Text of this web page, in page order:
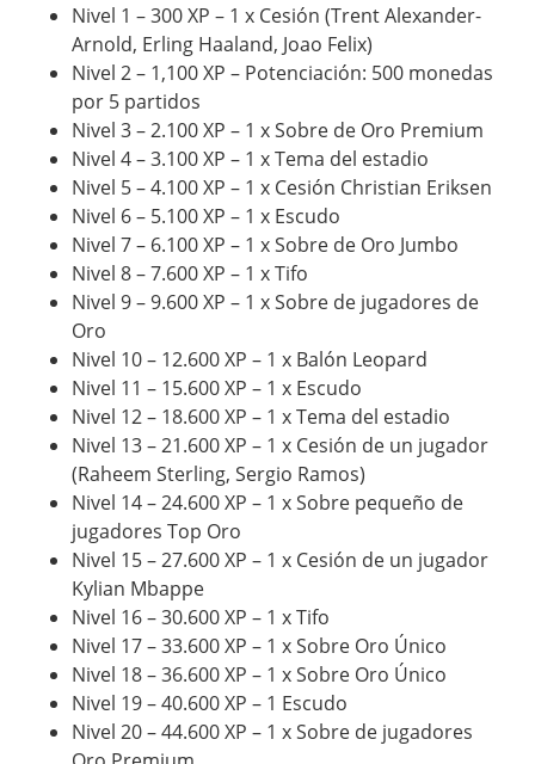
Nivel 1 – 300 XP – 1 x Cesión (Trent Alexander-
Arnold, Erling Haaland, Joao Felix)
Nivel 2 – 1,100 XP – Potenciación: 500 monedas
por 5 partidos
Nivel 3 – 2.100 XP – 1 x Sobre de Oro Premium
Nivel 4 – 3.100 XP – 1 x Tema del estadio
Nivel 5 – 4.100 XP – 1 x Cesión Christian Eriksen
Nivel 6 – 5.100 XP – 1 x Escudo
Nivel 7 – 6.100 XP – 1 x Sobre de Oro Jumbo
Nivel 8 – 7.600 XP – 1 x Tifo
Nivel 9 – 9.600 XP – 1 x Sobre de jugadores de
Oro
Nivel 10 – 12.600 XP – 1 x Balón Leopard
Nivel 11 – 15.600 XP – 1 x Escudo
Nivel 12 – 18.600 XP – 1 x Tema del estadio
Nivel 13 – 21.600 XP – 1 x Cesión de un jugador
(Raheem Sterling, Sergio Ramos)
Nivel 14 – 24.600 XP – 1 x Sobre pequeño de
jugadores Top Oro
Nivel 15 – 27.600 XP – 1 x Cesión de un jugador
Kylian Mbappe
Nivel 16 – 30.600 XP – 1 x Tifo
Nivel 17 – 33.600 XP – 1 x Sobre Oro Único
Nivel 18 – 36.600 XP – 1 x Sobre Oro Único
Nivel 19 – 40.600 XP – 1 Escudo
Nivel 20 – 44.600 XP – 1 x Sobre de jugadores